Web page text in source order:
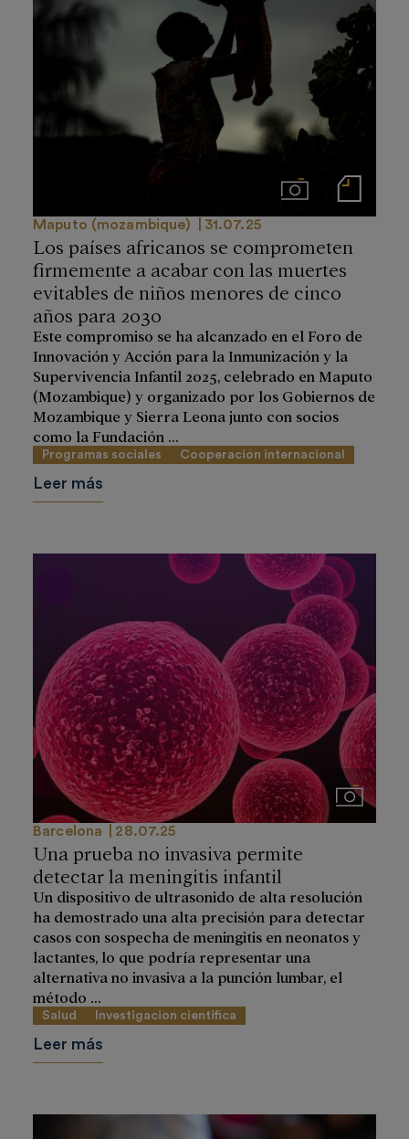
ImágenesNotas de prensa
Maputo (mozambique) 31.07.25
Los países africanos se comprometen
firmemente a acabar con las muertes
evitables de niños menores de cinco
años para 2030
Este compromiso se ha alcanzado en el Foro de
Innovación y Acción para la Inmunización y la
Supervivencia Infantil 2025, celebrado en Maputo
(Mozambique) y organizado por los Gobiernos de
Mozambique y Sierra Leona junto con socios
como la Fundación ...
Programas sociales Cooperación internacional
Leer más
Imágenes
Barcelona 28.07.25
Una prueba no invasiva permite
detectar la meningitis infantil
Un dispositivo de ultrasonido de alta resolución
ha demostrado una alta precisión para detectar
casos con sospecha de meningitis en neonatos y
lactantes, lo que podría representar una
alternativa no invasiva a la punción lumbar, el
método ...
Salud Investigacion cientifica
Leer más